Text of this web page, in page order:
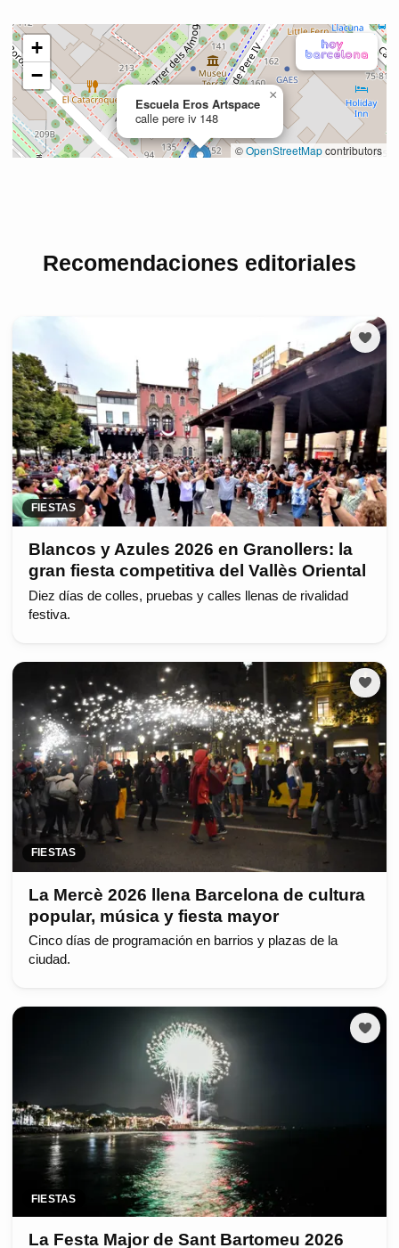
Recomendaciones editoriales
FIESTAS
Blancos y Azules 2026 en Granollers: la
gran fiesta competitiva del Vallès Oriental
Diez días de colles, pruebas y calles llenas de rivalidad
festiva.
FIESTAS
La Mercè 2026 llena Barcelona de cultura
popular, música y fiesta mayor
Cinco días de programación en barrios y plazas de la
ciudad.
FIESTAS
La Festa Major de Sant Bartomeu 2026